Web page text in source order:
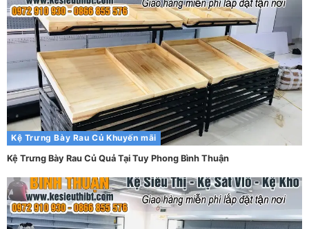
Kệ Trưng Bày Rau Củ Khuyến mãi
Kệ Trưng Bày Rau Củ Quả Tại Tuy Phong Bình Thuận